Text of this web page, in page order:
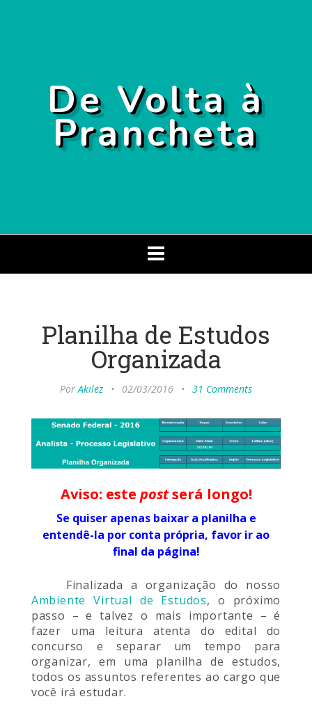
De Volta à
Prancheta
navigation
Planilha de Estudos
Organizada
PorAkilez • 02/03/2016 • 31 Comments
Aviso: este postserá longo!
Se quiser apenas baixar a planilha e
entendê-la por conta própria, favor ir ao
final da página!
Finalizada a organização do nosso
Ambiente Virtual de Estudos, o próximo
passo – e talvez o mais importante – é
fazer uma leitura atenta do edital do
concurso e separar um tempo para
organizar, em uma planilha de estudos,
todos os assuntos referentes ao cargo que
você irá estudar.